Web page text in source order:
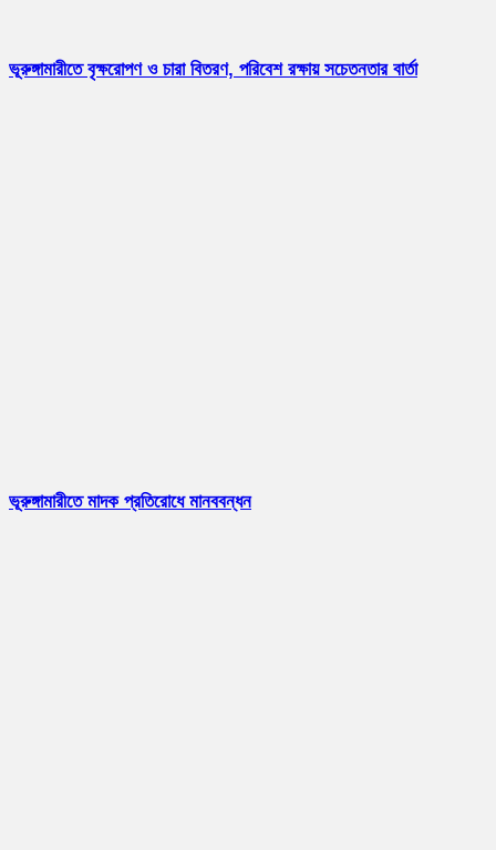
ভূরুঙ্গামারীতে বৃক্ষরোপণ ও চারা বিতরণ, পরিবেশ রক্ষায় সচেতনতার বার্তা
ভূরুঙ্গামারীতে মাদক প্রতিরোধে মানববন্ধন